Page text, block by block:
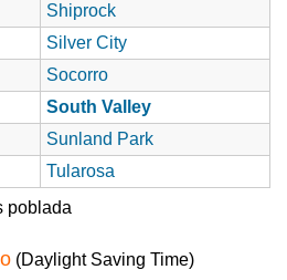
Shiprock
Silver City
Socorro
South Valley
Sunland Park
Tularosa
poblada
(Daylight Saving Time)